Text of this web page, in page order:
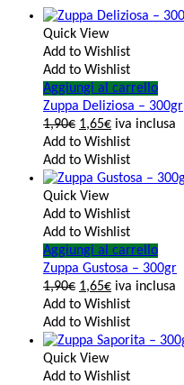
Quick View
Add to Wishlist
Add to Wishlist
Aggiungi al carrello
Zuppa Deliziosa – 300gr
1,90€ 1,65€ iva inclusa
Add to Wishlist
Add to Wishlist
Quick View
Add to Wishlist
Add to Wishlist
Aggiungi al carrello
Zuppa Gustosa – 300gr
1,90€ 1,65€ iva inclusa
Add to Wishlist
Add to Wishlist
Quick View
Add to Wishlist